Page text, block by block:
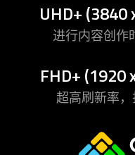
UHD+ (3840
进行内容创作
FHD+ (1920
超高刷新率